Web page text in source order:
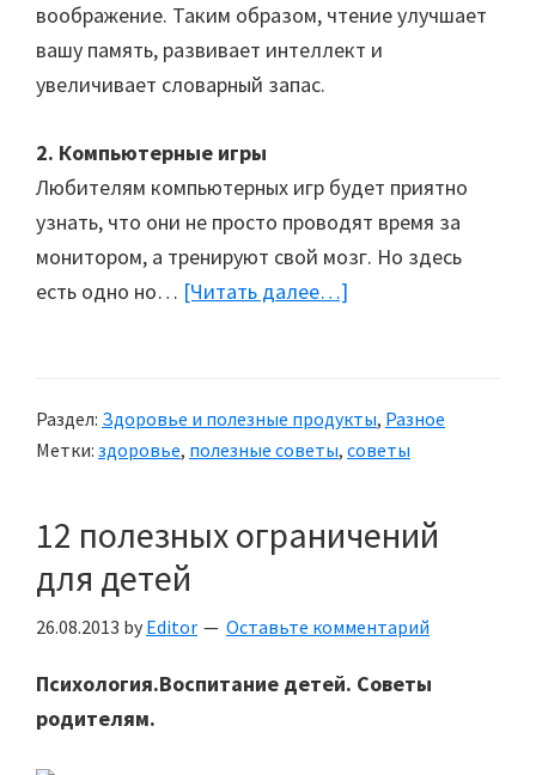
воображение. Таким образом, чтение улучшает
вашу память, развивает интеллект и
увеличивает словарный запас.
2. Компьютерные игры
Любителям компьютерных игр будет приятно
узнать, что они не просто проводят время за
монитором, а тренируют свой мозг. Но здесь
есть одно но… [Читать далее…]
свою
память
Раздел: Здоровье и полезные продукты, Разное
Метки: здоровье, полезные советы, советы
12 полезных ограничений
для детей
26.08.2013 by Editor Оставьте комментарий
Психология.Воспитание детей. Советы
родителям.